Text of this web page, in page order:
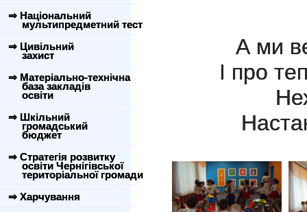
⇒ Національний
мультипредметний тест
⇒ Цивільний
захист
⇒ Матеріально-технічна
база закладів
освіти
⇒ Шкільний
громадський
бюджет
⇒ Стратегія розвитку
освіти Чернігівської
територіальної громади
⇒ Харчування
А ми
І про